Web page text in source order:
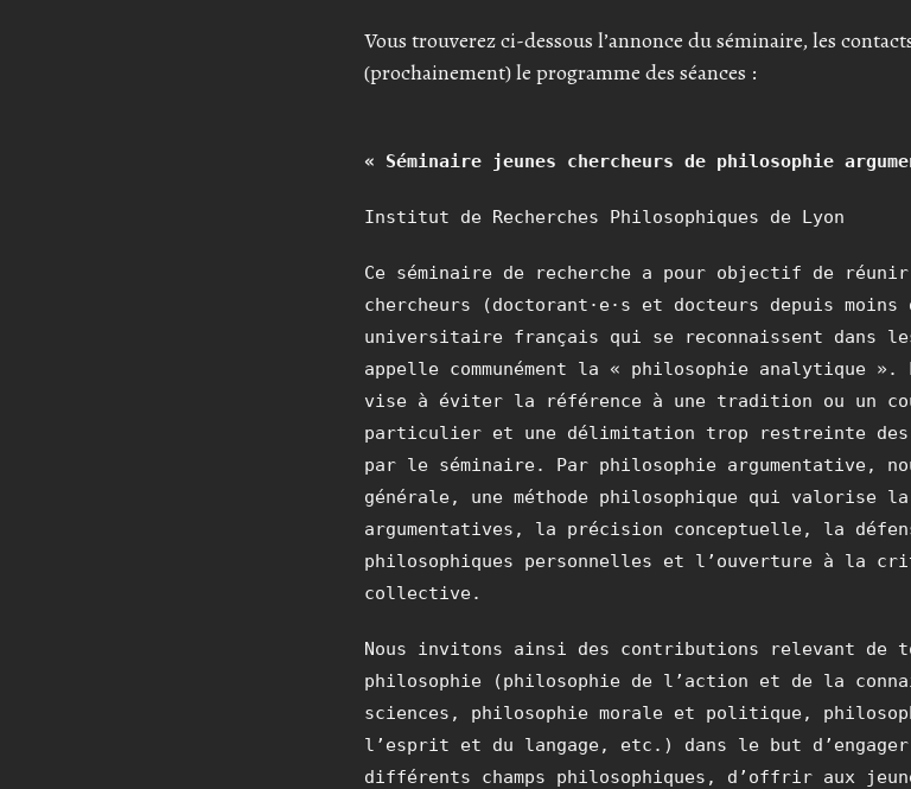
Vous trouverez ci-dessous l’annonce du séminaire, les
(prochainement) le programme des séances :
« Séminaire jeunes chercheurs de philosophie
Institut de Recherches Philosophiques de Lyon
Ce séminaire de recherche a pour objectif de
chercheurs (doctorant·e·s et docteurs depuis
universitaire français qui se reconnaissent dans
appelle communément la « philosophie analytique
vise à éviter la référence à une tradition ou un
particulier et une délimitation trop restreinte des
par le séminaire. Par philosophie argumentative,
générale, une méthode philosophique qui
argumentatives, la précision conceptuelle, la
philosophiques personnelles et l’ouverture à la
collective.
Nous invitons ainsi des contributions relevant de
philosophie (philosophie de l’action et de la
sciences, philosophie morale et politique,
l’esprit et du langage, etc.) dans le but
différents champs philosophiques, d’offrir aux